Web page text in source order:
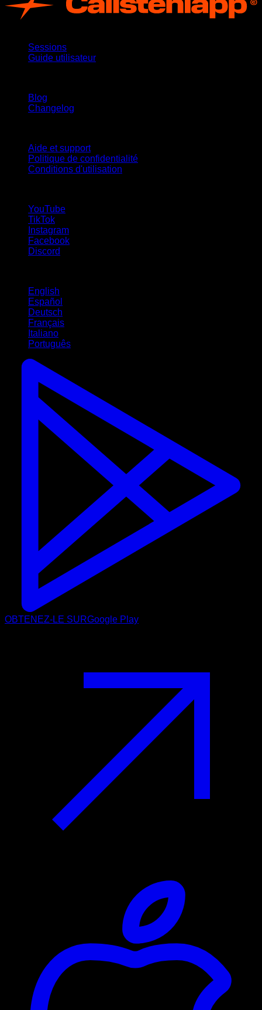
Sessions
Guide utilisateur
Blog
Changelog
Aide et support
Politique de confidentialité
Conditions d'utilisation
YouTube
TikTok
Instagram
Facebook
Discord
English
Español
Deutsch
Français
Italiano
Português
OBTENEZ-LE SURGoogle Play